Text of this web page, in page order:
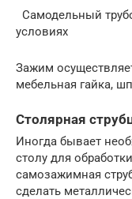
Самодельный
условиях
Зажим
мебельная гайка,
Столярная
Иногда бывает
столу для
самозажимная
сделать